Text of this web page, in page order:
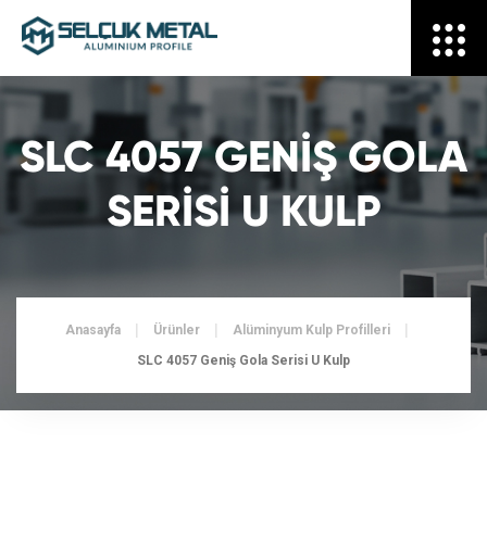
SLC 4057 GENIŞ GOLA
SERISI U KULP
Anasayfa Ürünler
Alüminyum Kulp Profilleri
SLC 4057 Geniş Gola Serisi U Kulp